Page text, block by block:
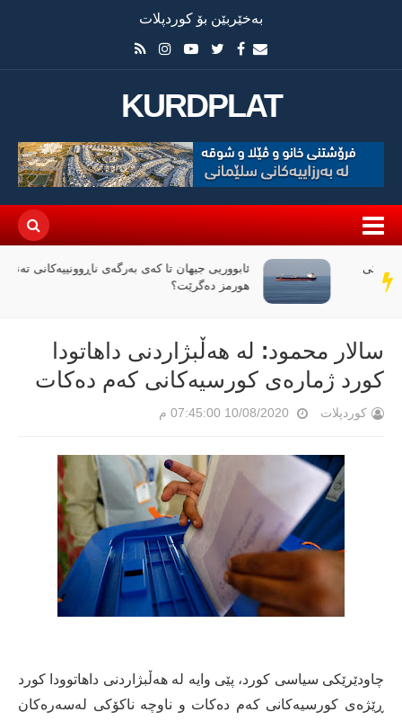
بەخێربێن بۆ کوردپلات
KURDPLAT
سەر
دێڕ
ئابووریی جیهان تا کەی بەرگەی ناڕوونییەکانی تەنگەی
هورمز دەگرێت؟
سالار محمود: لە هەڵبژاردنی داهاتودا
كورد ژمارەی كورسیەكانی كەم دەكات
کوردپلات 10/08/2020 07:45:00 م
چاودێرێكی سیاسی كورد، پێی وایە لە هەڵبژاردنی داهاتوودا كورد
ڕێژەی كورسیەكانی كەم دەكات و ناوچە ناكۆكی لەسەرەكان